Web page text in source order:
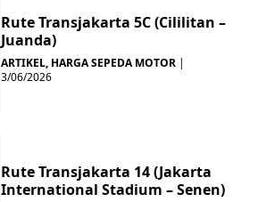
Rute Transjakarta 5C (Cililitan –
Juanda)
ARTIKEL, HARGA SEPEDA MOTOR |
3/06/2026
Rute Transjakarta 14 (Jakarta
International Stadium – Senen)